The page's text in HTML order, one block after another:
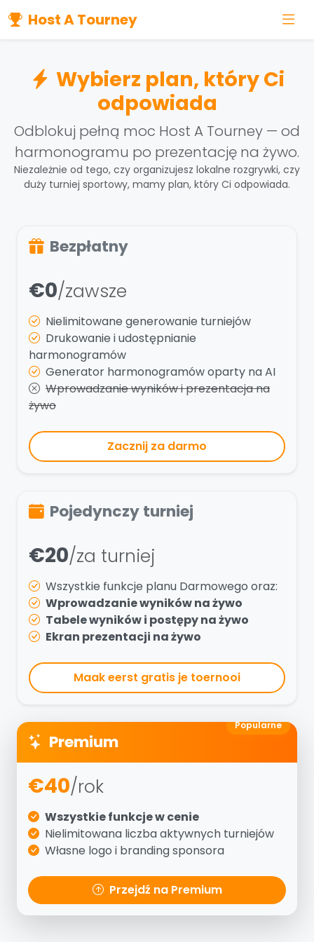
Host A Tourney
Wybierz plan, który Ci
odpowiada
Odblokuj pełną moc Host A Tourney — od
harmonogramu po prezentację na żywo.
Niezależnie od tego, czy organizujesz lokalne rozgrywki, czy
duży turniej sportowy, mamy plan, który Ci odpowiada.
Bezpłatny
€0/zawsze
Nielimitowane generowanie turniejów
Drukowanie i udostępnianie
harmonogramów
Generator harmonogramów oparty na AI
Wprowadzanie wyników i prezentacja na
żywo
Zacznij za darmo
Pojedynczy turniej
€20/za turniej
Wszystkie funkcje planu Darmowego oraz:
Wprowadzanie wyników na żywo
Tabele wyników i postępy na żywo
Ekran prezentacji na żywo
Maak eerst gratis je toernooi
Popularne
Premium
€40/rok
Wszystkie funkcje w cenie
Nielimitowana liczba aktywnych turniejów
Własne logo i branding sponsora
Przejdź na Premium